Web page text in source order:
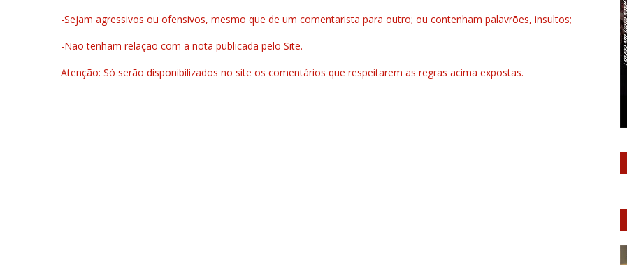
-Sejam agressivos ou ofensivos, mesmo que de um comentarista para outro; ou contenham palavrões, insultos;
-Não tenham relação com a nota publicada pelo Site.
Atenção: Só serão disponibilizados no site os comentários que respeitarem as regras acima expostas.